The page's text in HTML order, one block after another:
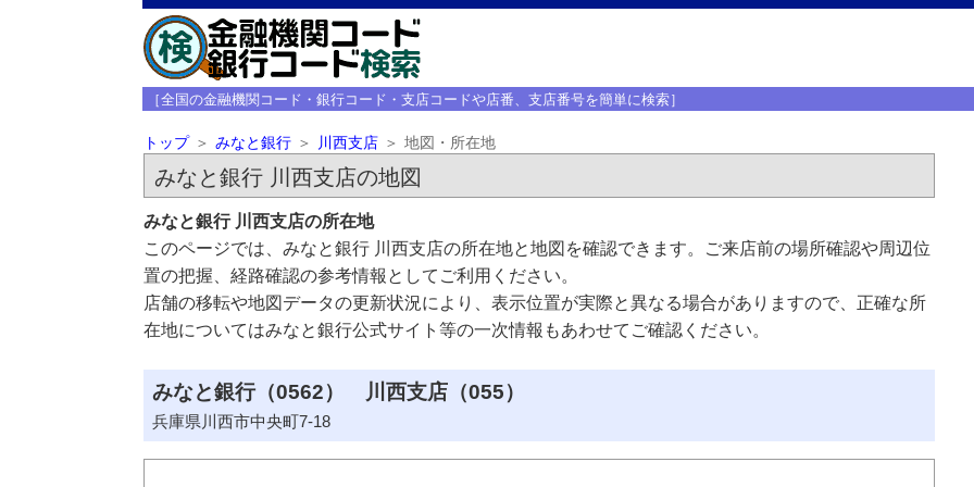
［全国の金融機関コード・銀行コード・支店コードや店番、支店番号を簡単に検索］
トップ みなと銀行 川西支店 地図・所在地
みなと銀行 川西支店の地図
みなと銀行 川西支店の所在地
このページでは、みなと銀行 川西支店の所在地と地図を確認できます。ご来店前の場所確認や周辺位
置の把握、経路確認の参考情報としてご利用ください。
店舗の移転や地図データの更新状況により、表示位置が実際と異なる場合がありますので、正確な所
在地についてはみなと銀行公式サイト等の一次情報もあわせてご確認ください。
みなと銀行（0562） 川西支店（055）
兵庫県川西市中央町7-18